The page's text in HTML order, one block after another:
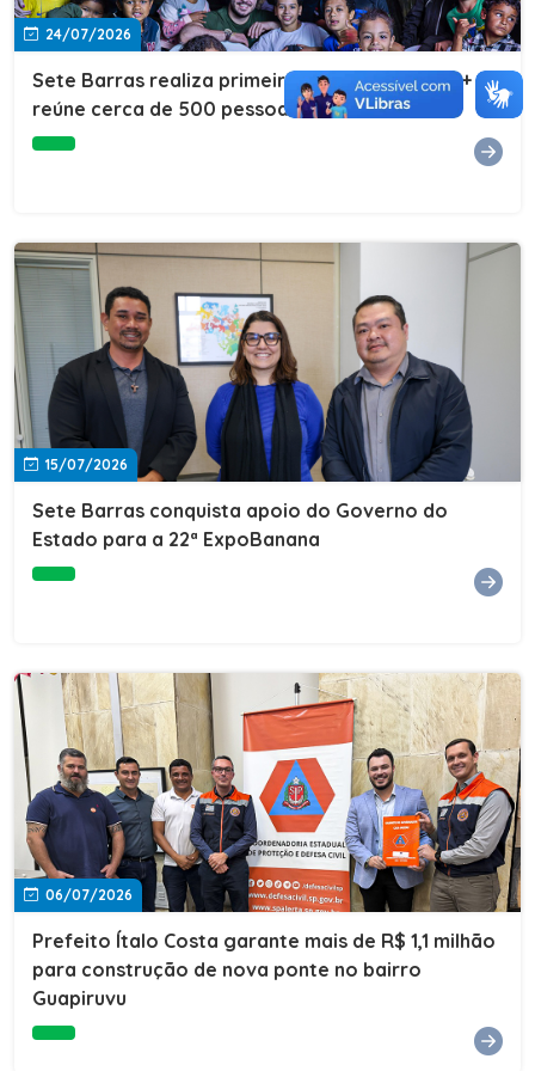
24/07/2026
Sete Barras realiza primeira edição do Cuidar+ e
reúne cerca de 500 pessoas na Vila São João
15/07/2026
Sete Barras conquista apoio do Governo do
Estado para a 22ª ExpoBanana
06/07/2026
Prefeito Ítalo Costa garante mais de R$ 1,1 milhão
para construção de nova ponte no bairro
Guapiruvu